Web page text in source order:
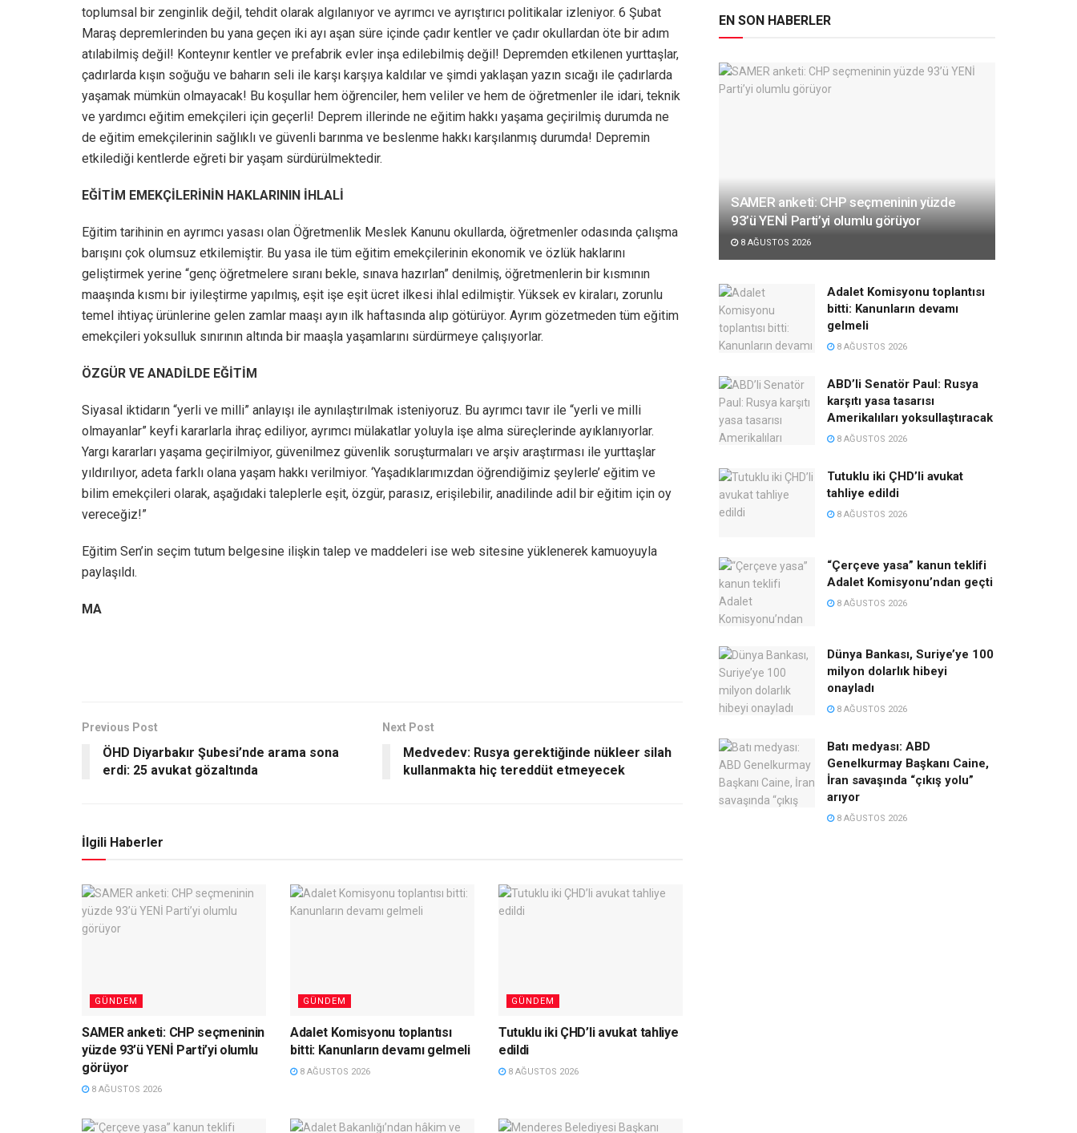
toplumsal bir zenginlik değil, tehdit olarak algılanıyor ve ayrımcı ve ayrıştırıcı politikalar izleniyor. 6 Şubat
Maraş depremlerinden bu yana geçen iki ayı aşan süre içinde çadır kentler ve çadır okullardan öte bir adım
atılabilmiş değil! Konteynır kentler ve prefabrik evler inşa edilebilmiş değil! Depremden etkilenen yurttaşlar,
çadırlarda kışın soğuğu ve baharın seli ile karşı karşıya kaldılar ve şimdi yaklaşan yazın sıcağı ile çadırlarda
yaşamak mümkün olmayacak! Bu koşullar hem öğrenciler, hem veliler ve hem de öğretmenler ile idari, teknik
ve yardımcı eğitim emekçileri için geçerli! Deprem illerinde ne eğitim hakkı yaşama geçirilmiş durumda ne
de eğitim emekçilerinin sağlıklı ve güvenli barınma ve beslenme hakkı karşılanmış durumda! Depremin
etkilediği kentlerde eğreti bir yaşam sürdürülmektedir.
EĞİTİM EMEKÇİLERİNİN HAKLARININ İHLALİ
Eğitim tarihinin en ayrımcı yasası olan Öğretmenlik Meslek Kanunu okullarda, öğretmenler odasında çalışma
barışını çok olumsuz etkilemiştir. Bu yasa ile tüm eğitim emekçilerinin ekonomik ve özlük haklarını
geliştirmek yerine “genç öğretmelere sıranı bekle, sınava hazırlan” denilmiş, öğretmenlerin bir kısmının
maaşında kısmı bir iyileştirme yapılmış, eşit işe eşit ücret ilkesi ihlal edilmiştir. Yüksek ev kiraları, zorunlu
temel ihtiyaç ürünlerine gelen zamlar maaşı ayın ilk haftasında alıp götürüyor. Ayrım gözetmeden tüm eğitim
emekçileri yoksulluk sınırının altında bir maaşla yaşamlarını sürdürmeye çalışıyorlar.
ÖZGÜR VE ANADİLDE EĞİTİM
Siyasal iktidarın “yerli ve milli” anlayışı ile aynılaştırılmak isteniyoruz. Bu ayrımcı tavır ile “yerli ve milli
olmayanlar” keyfi kararlarla ihraç ediliyor, ayrımcı mülakatlar yoluyla işe alma süreçlerinde ayıklanıyorlar.
Yargı kararları yaşama geçirilmiyor, güvenilmez güvenlik soruşturmaları ve arşiv araştırması ile yurttaşlar
yıldırılıyor, adeta farklı olana yaşam hakkı verilmiyor. ‘Yaşadıklarımızdan öğrendiğimiz şeylerle’ eğitim ve
bilim emekçileri olarak, aşağıdaki taleplerle eşit, özgür, parasız, erişilebilir, anadilinde adil bir eğitim için oy
vereceğiz!”
Eğitim Sen’in seçim tutum belgesine ilişkin talep ve maddeleri ise web sitesine yüklenerek kamuoyuyla
paylaşıldı.
MA
Previous Post
ÖHD Diyarbakır Şubesi’nde arama sona
erdi: 25 avukat gözaltında
Next Post
Medvedev: Rusya gerektiğinde nükleer silah
kullanmakta hiç tereddüt etmeyecek
İlgili Haberler
GÜNDEM
SAMER anketi: CHP seçmeninin
yüzde 93’ü YENİ Parti’yi olumlu
görüyor
8 AĞUSTOS 2026
GÜNDEM
Adalet Komisyonu toplantısı
bitti: Kanunların devamı gelmeli
8 AĞUSTOS 2026
GÜNDEM
Tutuklu iki ÇHD’li avukat tahliye
edildi
8 AĞUSTOS 2026
EN SON HABERLER
SAMER anketi: CHP seçmeninin yüzde
93’ü YENİ Parti’yi olumlu görüyor
8 AĞUSTOS 2026
Adalet Komisyonu toplantısı
bitti: Kanunların devamı
gelmeli
8 AĞUSTOS 2026
ABD’li Senatör Paul: Rusya
karşıtı yasa tasarısı
Amerikalıları yoksullaştıracak
8 AĞUSTOS 2026
Tutuklu iki ÇHD’li avukat
tahliye edildi
8 AĞUSTOS 2026
“Çerçeve yasa” kanun teklifi
Adalet Komisyonu’ndan geçti
8 AĞUSTOS 2026
Dünya Bankası, Suriye’ye 100
milyon dolarlık hibeyi
onayladı
8 AĞUSTOS 2026
Batı medyası: ABD
Genelkurmay Başkanı Caine,
İran savaşında “çıkış yolu”
arıyor
8 AĞUSTOS 2026